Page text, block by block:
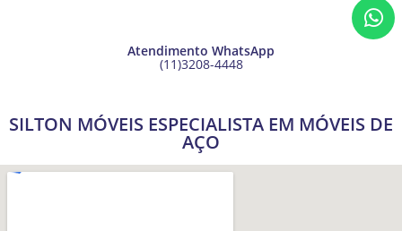
Atendimento WhatsApp
(11)3208-4448
SILTON MÓVEIS ESPECIALISTA EM MÓVEIS DE
AÇO